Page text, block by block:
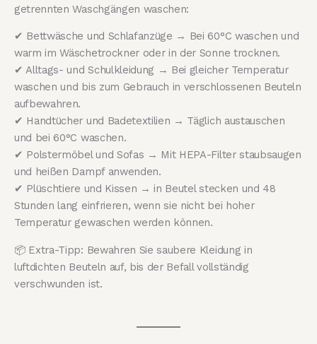
getrennten Waschgängen waschen:
✔ Bettwäsche und Schlafanzüge → Bei 60°C waschen und
warm im Wäschetrockner oder in der Sonne trocknen.
✔ Alltags- und Schulkleidung → Bei gleicher Temperatur
waschen und bis zum Gebrauch in verschlossenen Beuteln
aufbewahren.
✔ Handtücher und Badetextilien → Täglich austauschen
und bei 60°C waschen.
✔ Polstermöbel und Sofas → Mit HEPA-Filter staubsaugen
und heißen Dampf anwenden.
✔ Plüschtiere und Kissen → in Beutel stecken und 48
Stunden lang einfrieren, wenn sie nicht bei hoher
Temperatur gewaschen werden können.
📦 Extra-Tipp: Bewahren Sie saubere Kleidung in
luftdichten Beuteln auf, bis der Befall vollständig
verschwunden ist.